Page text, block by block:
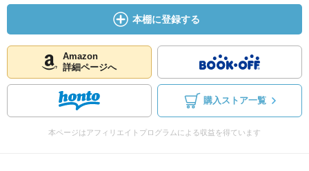
本棚に登録する
Amazon
詳細ページへ
購入ストア一覧
本ページはアフィリエイトプログラムによる収益を得ています